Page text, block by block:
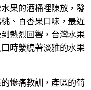
果的酒桶裡陳放，發
、百香果口味，最近
熱烈回響，台灣水果
時縈繞著淡雅的水果
慘痛教訓，產區的葡